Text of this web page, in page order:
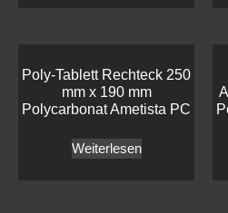
Poly-Tablett Rechteck 250
mm x 190 mm
Polycarbonat Ametista PC
Weiterlesen